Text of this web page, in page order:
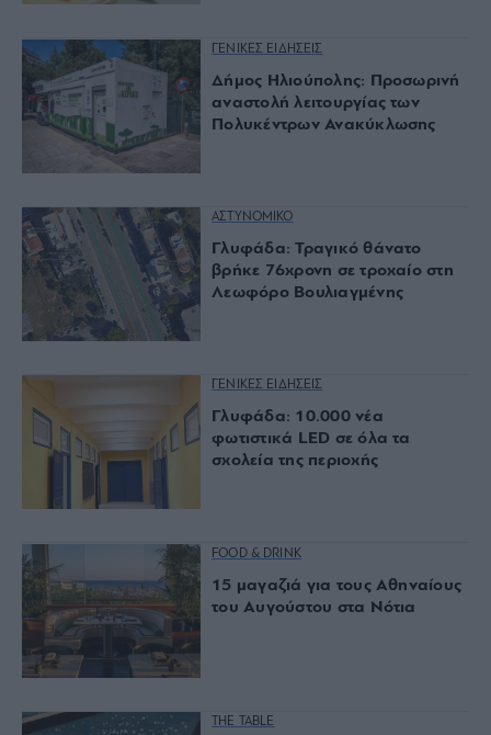
ΓΕΝΙΚΕΣ ΕΙΔΗΣΕΙΣ
Δήμος Ηλιούπολης: Προσωρινή
αναστολή λειτουργίας των
Πολυκέντρων Ανακύκλωσης
ΑΣΤΥΝΟΜΙΚΟ
Γλυφάδα: Τραγικό θάνατο
βρήκε 76χρονη σε τροχαίο στη
Λεωφόρο Βουλιαγμένης
ΓΕΝΙΚΕΣ ΕΙΔΗΣΕΙΣ
Γλυφάδα: 10.000 νέα
φωτιστικά LED σε όλα τα
σχολεία της περιοχής
FOOD & DRINK
15 μαγαζιά για τους Αθηναίους
του Αυγούστου στα Νότια
THE TABLE